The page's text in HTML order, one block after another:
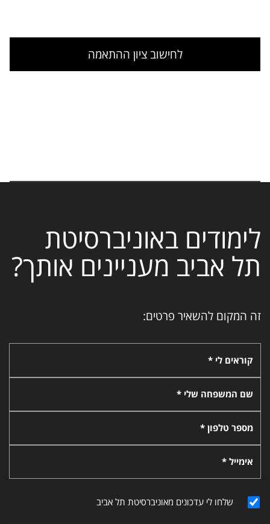
לחישוב ציון ההתאמה
לימודים באוניברסיטת
תל אביב מעניינים אותך?
זה המקום להשאיר פרטים:
קוראים לי *
שם המשפחה שלי *
מספר טלפון *
אימייל *
שלחו לי עדכונים מאוניברסיטת תל אביב